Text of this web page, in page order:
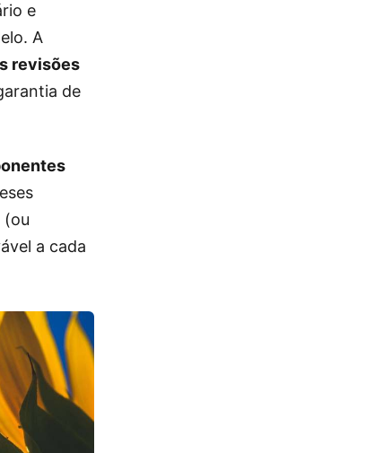
e
A
revisões
de
(ou
a cada